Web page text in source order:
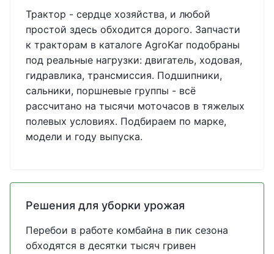
Трактор - сердце хозяйства, и любой
простой здесь обходится дорого. Запчасти
к тракторам в каталоге AgroKar подобраны
под реальные нагрузки: двигатель, ходовая,
гидравлика, трансмиссия. Подшипники,
сальники, поршневые группы - всё
рассчитано на тысячи моточасов в тяжелых
полевых условиях. Подбираем по марке,
модели и году выпуска.
Решения для уборки урожая
Перебои в работе комбайна в пик сезона
обходятся в десятки тысяч гривен